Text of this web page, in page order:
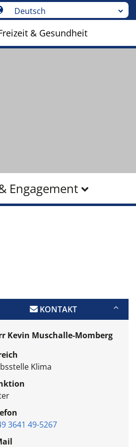
& Gesundheit
Engagement
KONTAKT
Kevin Muschalle-Momberg
Klima
3641 49-5267